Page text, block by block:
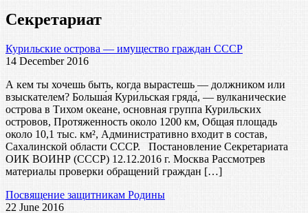
Секретариат
Курильские острова — имущество граждан СССР
14 December 2016
А кем ты хочешь быть, когда вырастешь — должником или
взыскателем? Больша́я Кури́льская гряда́, — вулканические
острова в Тихом океане, основная группа Курильских
островов, Протяженность около 1200 км, Общая площадь
около 10,1 тыс. км², Административно входит в состав,
Сахалинской области СССР. Постановление Секретариата
ОИК ВОИНР (СССР) 12.12.2016 г. Москва Рассмотрев
материалы проверки обращений граждан […]
Посвящение защитникам Родины
22 June 2016